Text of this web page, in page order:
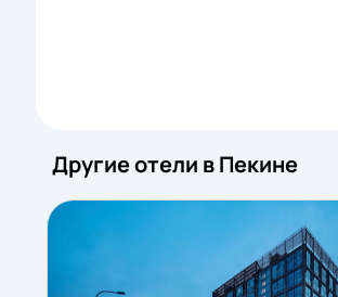
Другие отели в Пекине